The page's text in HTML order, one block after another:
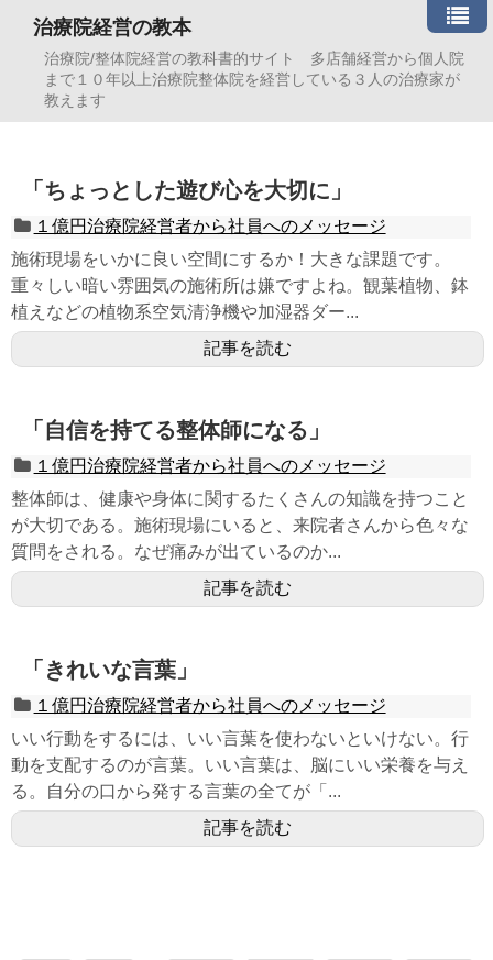
治療院経営の教本
治療院/整体院経営の教科書的サイト 多店舗経営から個人院
まで１０年以上治療院整体院を経営している３人の治療家が
教えます
「ちょっとした遊び心を大切に」
１億円治療院経営者から社員へのメッセージ
施術現場をいかに良い空間にするか！大きな課題です。
重々しい暗い雰囲気の施術所は嫌ですよね。観葉植物、鉢
植えなどの植物系空気清浄機や加湿器ダー...
記事を読む
「自信を持てる整体師になる」
１億円治療院経営者から社員へのメッセージ
整体師は、健康や身体に関するたくさんの知識を持つこと
が大切である。施術現場にいると、来院者さんから色々な
質問をされる。なぜ痛みが出ているのか...
記事を読む
「きれいな言葉」
１億円治療院経営者から社員へのメッセージ
いい行動をするには、いい言葉を使わないといけない。行
動を支配するのが言葉。いい言葉は、脳にいい栄養を与え
る。自分の口から発する言葉の全てが「...
記事を読む